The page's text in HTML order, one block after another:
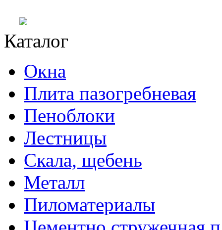
Каталог
Окна
Плита пазогребневая
Пеноблоки
Лестницы
Скала, щебень
Металл
Пиломатериалы